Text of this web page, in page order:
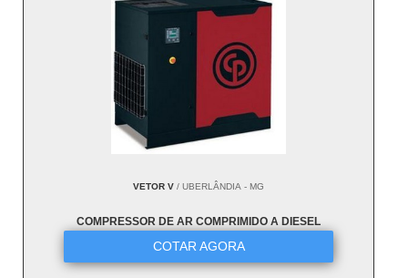
VETOR V / UBERLÂNDIA - MG
COMPRESSOR DE AR COMPRIMIDO A DIESEL
COTAR AGORA